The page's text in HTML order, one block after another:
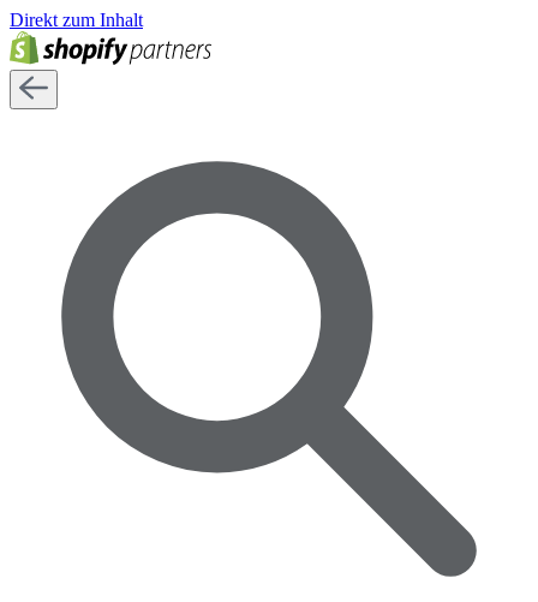
Direkt zum Inhalt